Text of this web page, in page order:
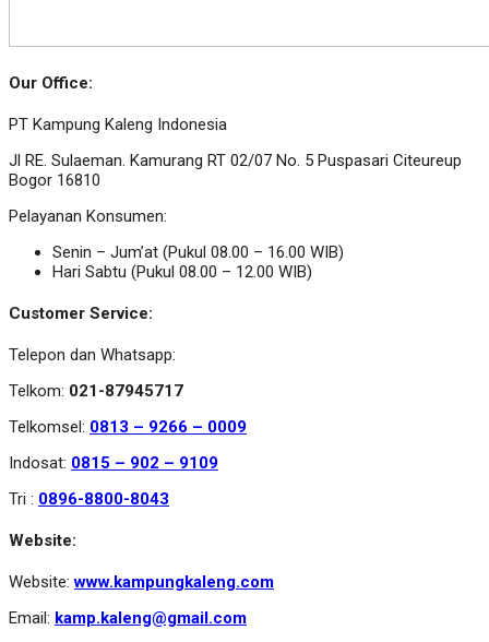
Our Office:
PT Kampung Kaleng Indonesia
Jl RE. Sulaeman. Kamurang RT 02/07 No. 5 Puspasari Citeureup
Bogor 16810
Pelayanan Konsumen:
Senin – Jum’at (Pukul 08.00 – 16.00 WIB)
Hari Sabtu (Pukul 08.00 – 12.00 WIB)
Customer Service:
Telepon dan Whatsapp:
Telkom: 021-87945717
Telkomsel: 0813 – 9266 – 0009
Indosat: 0815 – 902 – 9109
Tri : 0896-8800-8043
Website:
Website:www.kampungkaleng.com
Email: kamp.kaleng@gmail.com